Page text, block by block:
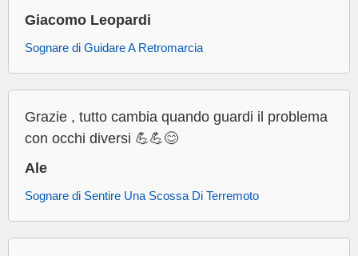
Giacomo Leopardi
Sognare di Guidare A Retromarcia
Grazie , tutto cambia quando guardi il problema
con occhi diversi 💪💪😊
Ale
Sognare di Sentire Una Scossa Di Terremoto